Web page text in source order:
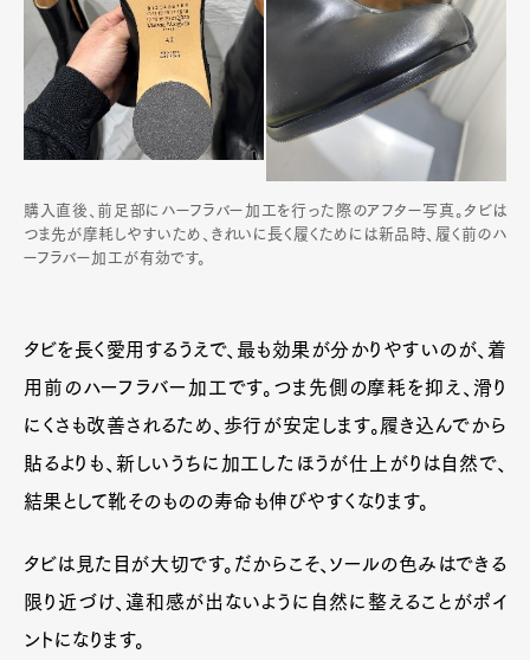
購入直後、前足部にハーフラバー加工を行った際のアフター写真。タビは
つま先が摩耗しやすいため、きれいに長く履くためには新品時、履く前のハ
ーフラバー加工が有効です。
タビを長く愛用するうえで、最も効果が分かりやすいのが、着
用前のハーフラバー加工です。つま先側の摩耗を抑え、滑り
にくさも改善されるため、歩行が安定します。履き込んでから
貼るよりも、新しいうちに加工したほうが仕上がりは自然で、
結果として靴そのものの寿命も伸びやすくなります。
タビは見た目が大切です。だからこそ、ソールの色みはできる
限り近づけ、違和感が出ないように自然に整えることがポイ
ントになります。